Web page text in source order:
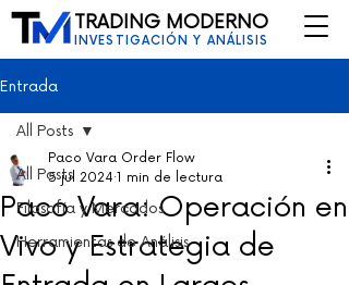
TRADING MODERNO
INVESTIGACIÓN Y ANÁLISIS
Entrada
All Posts
Filosofía y Mercados
Herramientas de Análisis
All Posts
Paco Vara: Operación en
Vivo y Estrategia de
Paco Vara Order Flow
5 jul 2024 1 min de lectura